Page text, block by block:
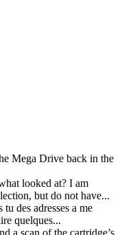
Mega Drive back in the
looked at? I am
but do not have...
des adresses a me
quelques...
a scan of the cartridge’s